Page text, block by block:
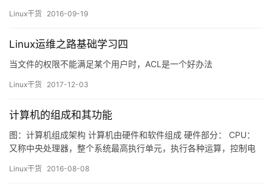
Linux干货 2016-09-19
Linux运维之路基础学习四
当文件的权限不能满足某个用户时，ACL是一个好办法
Linux干货 2017-12-03
计算机的组成和其功能
图：计算机组成架构 计算机由硬件和软件组成 硬件部分： CPU：
又称中央处理器，整个系统最高执行单元，执行各种运算，控制电
连接在一起，各个部件通过主板进行数据传输，计算机重要的“交通
Linux干货 2016-08-08